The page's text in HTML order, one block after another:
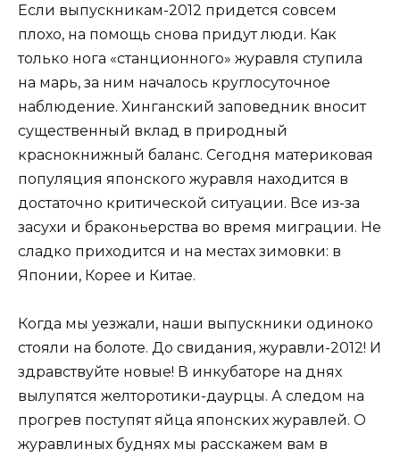
Если выпускникам-2012 придется совсем
плохо, на помощь снова придут люди. Как
только нога «станционного» журавля ступила
на марь, за ним началось круглосуточное
наблюдение. Хинганский заповедник вносит
существенный вклад в природный
краснокнижный баланс. Сегодня материковая
популяция японского журавля находится в
достаточно критической ситуации. Все из-за
засухи и браконьерства во время миграции. Не
сладко приходится и на местах зимовки: в
Японии, Корее и Китае.
Когда мы уезжали, наши выпускники одиноко
стояли на болоте. До свидания, журавли-2012! И
здравствуйте новые! В инкубаторе на днях
вылупятся желторотики-даурцы. А следом на
прогрев поступят яйца японских журавлей. О
журавлиных буднях мы расскажем вам в